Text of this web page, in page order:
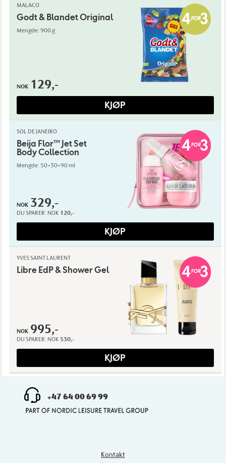
MALACO
Godt & Blandet Original
Mengde: 900 g
NOK 129,-
KJØP
SOL DE JANEIRO
Beija Flor™ Jet Set
Body Collection
Mengde: 50+30+90 ml
NOK 329,-
DU SPARER: NOK 120,-
KJØP
YVES SAINT LAURENT
Libre EdP & Shower Gel
NOK 995,-
DU SPARER: NOK 530,-
KJØP
+47 64 00 69 99
Kontakt